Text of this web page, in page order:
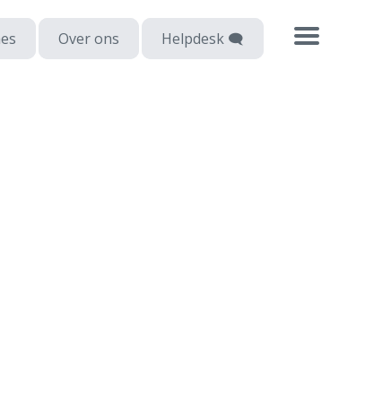
Over ons Helpdesk 🗨